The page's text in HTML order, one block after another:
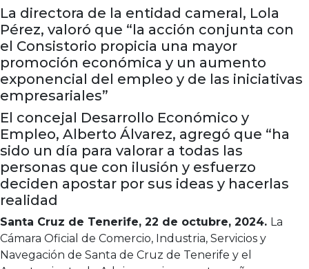
La directora de la entidad cameral, Lola
Pérez, valoró que “la acción conjunta con
el Consistorio propicia una mayor
promoción económica y un aumento
exponencial del empleo y de las iniciativas
empresariales”
El concejal Desarrollo Económico y
Empleo, Alberto Álvarez, agregó que “ha
sido un día para valorar a todas las
personas que con ilusión y esfuerzo
deciden apostar por sus ideas y hacerlas
realidad
Santa Cruz de Tenerife, 22 de octubre, 2024. La
Cámara Oficial de Comercio, Industria, Servicios y
Navegación de Santa de Cruz de Tenerife y el